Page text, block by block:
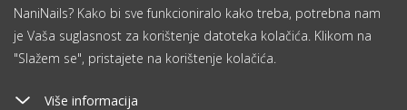
NaniNails? Kako bi sve funkcioniralo kako treba, potrebna nam
je Vaša suglasnost za korištenje datoteka kolačića. Klikom na
"Slažem se", pristajete na korištenje kolačića.
Više informacija